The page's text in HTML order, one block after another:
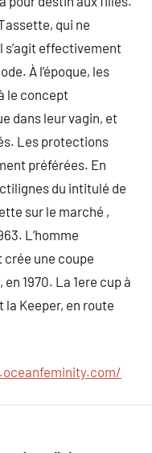
qui ne
s’agit effectivement
À l’époque, les
le concept
dans leur vagin, et
Les protections
préférées. En
du intitulé de
sur le marché ,
L’homme
crée une coupe
1970. La 1ere cup à
Keeper, en route